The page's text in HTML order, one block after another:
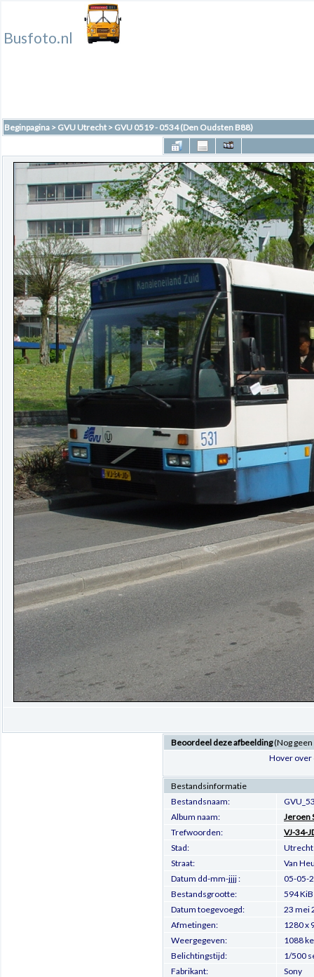
Busfoto.nl
Beginpagina > GVU Utrecht > GVU 0519 - 0534 (Den Oudsten B88)
Beoordeel deze afbeelding(Nog
Hover over
Bestandsinformatie
Bestandsnaam:
Album naam:
Jeroen
Trefwoorden:
VJ-34-
Stad:
Utrecht
Straat:
Van
Datum dd-mm-jjjj :
05-05-
Bestandsgrootte:
594 KiB
Datum toegevoegd:
23 mei
Afmetingen:
1280 x
Weergegeven:
1088
Belichtingstijd:
1/500
Fabrikant:
Sony